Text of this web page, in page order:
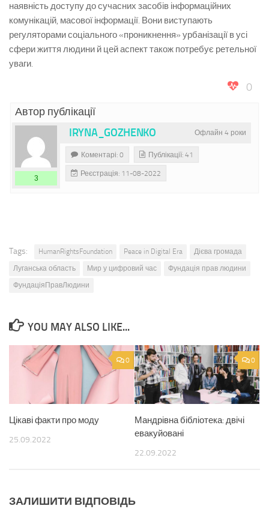
наявність доступу до сучасних засобів інформаційних
комунікацій, масової інформації. Вони виступають
регуляторами соціального «проникнення» урбанізації в усі
сфери життя людини й цей аспект також потребує ретельної
уваги.
0
Автор публікації
Офлайн 4 роки
IRYNA_GOZHENKO
3
Коментарі: 0 Публікації: 41
Реєстрація: 11-08-2022
Tags: HumanRightsFoundation Peace in Digital Era
Дієва громада
Луганська область
Мир у цифровий час
Фундація прав людини
ФундаціяПравЛюдини
YOU MAY ALSO LIKE...
0
Цікаві факти про моду
25.09.2022
0
Мандрівна бібліотека: двічі
евакуйовані
22.09.2022
ЗАЛИШИТИ ВІДПОВІДЬ